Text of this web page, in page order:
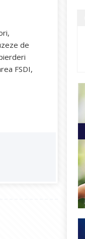
de
FSDI,